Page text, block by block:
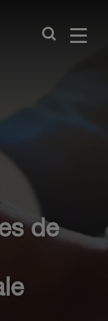
Close
de